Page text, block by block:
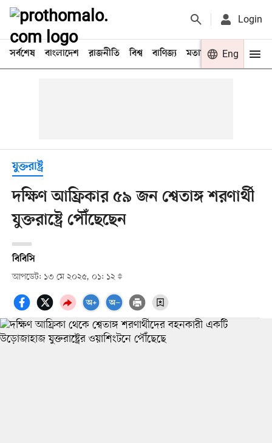
Login
সর্বশেষ বাংলাদেশ রাজনীতি বিশ্ব বাণিজ্য মতামত খেলা
Eng
যুক্তরাষ্ট্র
দক্ষিণ আফ্রিকার ৫৯ জন শ্বেতাঙ্গ শরণার্থী
যুক্তরাষ্ট্রে পৌঁছেছেন
বিবিসি
আপডেট: ১৩ মে ২০২৫, ০১: ১২